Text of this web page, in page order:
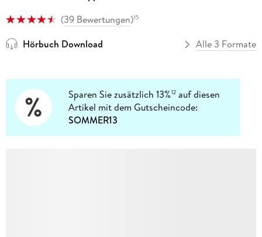
(39 Bewertungen)15
Hörbuch Download Alle 3 Formate
Sparen Sie zusätzlich 13%12 auf diesen
Artikel mit dem Gutscheincode:
SOMMER13